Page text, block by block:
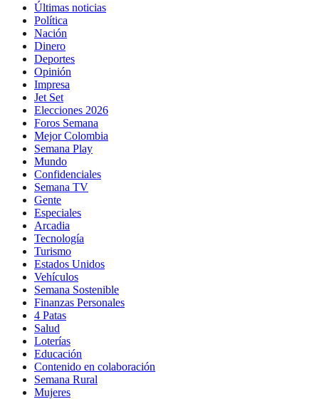
Últimas noticias
Política
Nación
Dinero
Deportes
Opinión
Impresa
Jet Set
Elecciones 2026
Foros Semana
Mejor Colombia
Semana Play
Mundo
Confidenciales
Semana TV
Gente
Especiales
Arcadia
Tecnología
Turismo
Estados Unidos
Vehículos
Semana Sostenible
Finanzas Personales
4 Patas
Salud
Loterías
Educación
Contenido en colaboración
Semana Rural
Mujeres